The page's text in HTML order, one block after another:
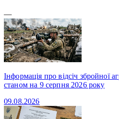
—
Інформація про відсіч збройної
станом на 9 серпня 2026 року
09.08.2026